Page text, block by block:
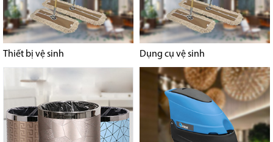
Thiết bị vệ sinh Dụng cụ vệ sinh